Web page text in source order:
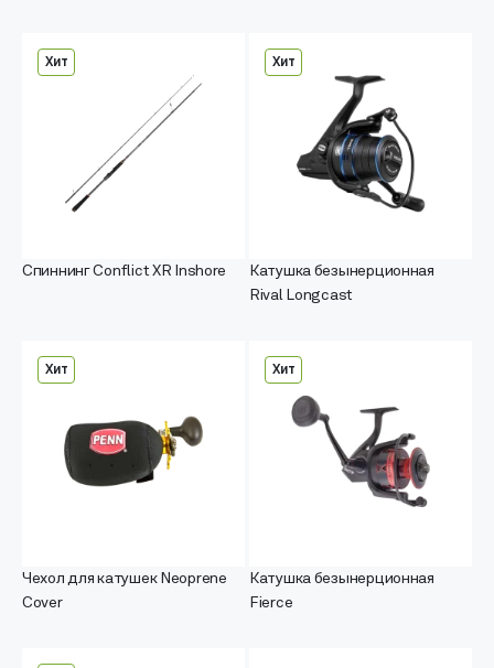
Хит
Спиннинг Conflict XR Inshore
Хит
Катушка безынерционная
Rival Longcast
Хит
Чехол для катушек Neoprene
Cover
Хит
Катушка безынерционная
Fierce